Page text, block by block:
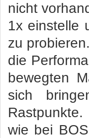
nicht
1x einstelle
zu
die
bewegten
sich
wie bei